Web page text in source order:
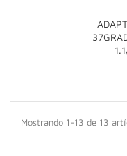
Mostrando 1-13 de 13